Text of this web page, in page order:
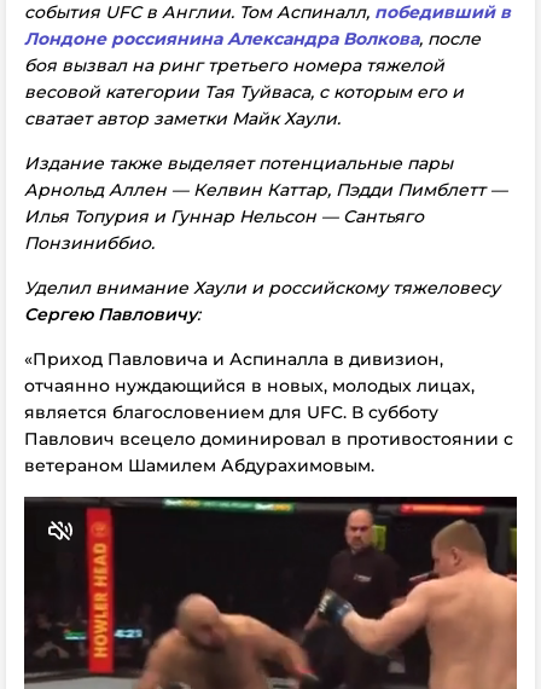
события UFC в Англии. Том Аспиналл, победивший в
Лондоне россиянина Александра Волкова, после
боя вызвал на ринг третьего номера тяжелой
весовой категории Тая Туйваса, с которым его и
сватает автор заметки Майк Хаули.
Издание также выделяет потенциальные пары
Арнольд Аллен — Келвин Каттар, Пэдди Пимблетт —
Илья Топурия и Гуннар Нельсон — Сантьяго
Понзиниббио.
Уделил внимание Хаули и российскому тяжеловесу
Сергею Павловичу:
«Приход Павловича и Аспиналла в дивизион,
отчаянно нуждающийся в новых, молодых лицах,
является благословением для UFC. В субботу
Павлович всецело доминировал в противостоянии с
ветераном Шамилем Абдурахимовым.